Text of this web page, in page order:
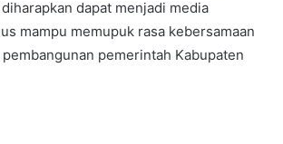
dapat menjadi media
mampu memupuk rasa kebersamaan
pemerintah Kabupaten